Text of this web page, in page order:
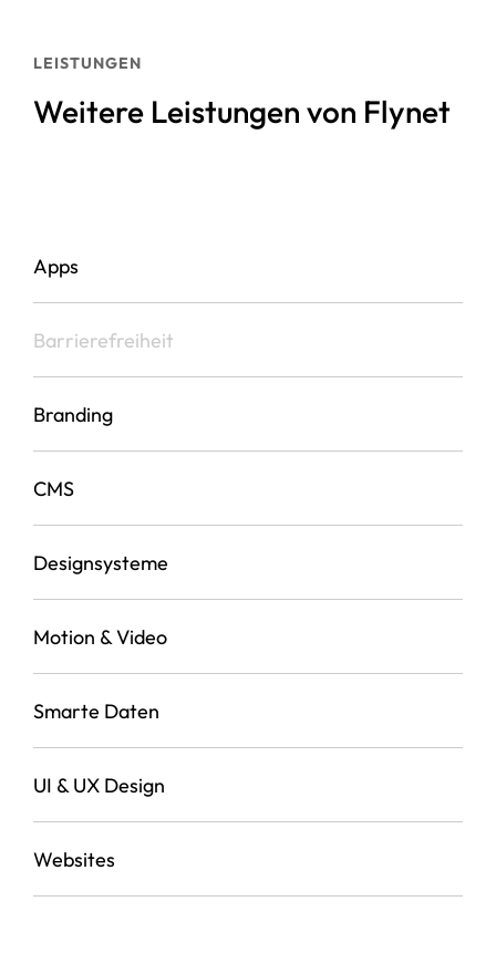
LEISTUNGEN
Weitere Leistungen von Flynet
Apps
Barrierefreiheit
Branding
CMS
Designsysteme
Motion & Video
Smarte Daten
UI & UX Design
Websites